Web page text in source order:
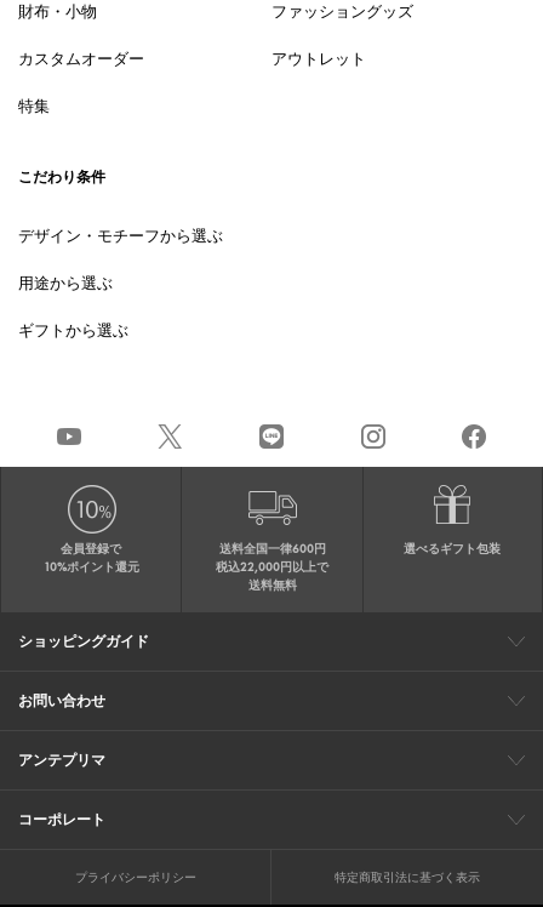
財布・小物 ファッショングッズ
カスタムオーダー アウトレット
特集
こだわり条件
デザイン・モチーフから選ぶ
用途から選ぶ
ギフトから選ぶ
会員登録で
10%ポイント還元
送料全国一律600円
税込22,000円以上で
送料無料
選べるギフト包装
ショッピングガイド
会員特典
ご購入・配送について
返品について
ギフト包装
FAQ
サイトマップ
お問い合わせ
メールでのお問い合わせ
お修理についてのお問い合わせ
お休みさせていただきます
アンテプリマ
ブランドサイト
ショップリスト
ワイヤーバッグについて
特集
オンラインストアニュース
コーポレート
プライバシーポリシー 特定商取引法に基づく表示